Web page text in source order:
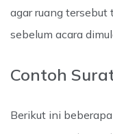
agar ruang
sebelum acara
Contoh
Berikut ini